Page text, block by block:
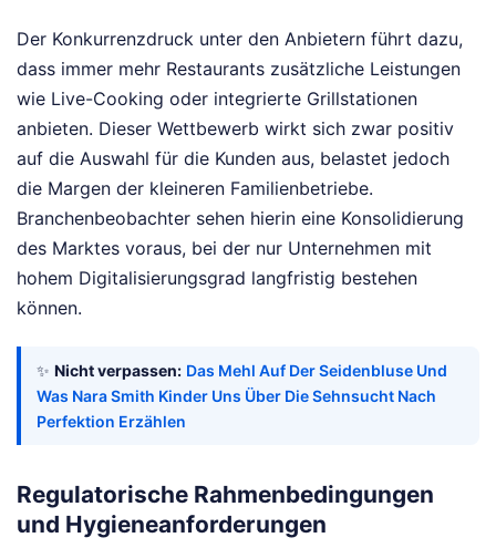
Der Konkurrenzdruck unter den Anbietern führt dazu,
dass immer mehr Restaurants zusätzliche Leistungen
wie Live-Cooking oder integrierte Grillstationen
anbieten. Dieser Wettbewerb wirkt sich zwar positiv
auf die Auswahl für die Kunden aus, belastet jedoch
die Margen der kleineren Familienbetriebe.
Branchenbeobachter sehen hierin eine Konsolidierung
des Marktes voraus, bei der nur Unternehmen mit
hohem Digitalisierungsgrad langfristig bestehen
können.
✨ Nicht verpassen: Das Mehl Auf Der Seidenbluse Und
Was Nara Smith Kinder Uns Über Die Sehnsucht Nach
Perfektion Erzählen
Regulatorische Rahmenbedingungen
und Hygieneanforderungen